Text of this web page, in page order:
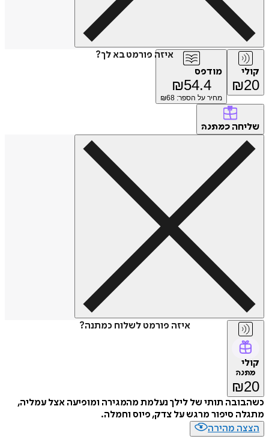
איזה פורמט בא לך?
קולי
₪20
מודפס
₪54.4
מחיר על הספר: ₪ 68
שליחה כמתנה
איזה פורמט לשלוח כמתנה?
קולי
מתנה
₪20
כשהבובה תותי של לילך נעלמת מהמגירה ומופיעה אצל עמליה,
מתגלה סיפור מרגש על צדק, פיוס וחמלה.
הצצה מהירה